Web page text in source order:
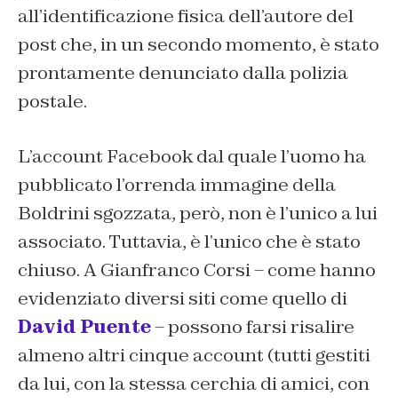
all’identificazione fisica dell’autore del
post che, in un secondo momento, è stato
prontamente denunciato dalla polizia
postale.
L’account Facebook dal quale l’uomo ha
pubblicato l’orrenda immagine della
Boldrini sgozzata, però, non è l’unico a lui
associato. Tuttavia, è l’unico che è stato
chiuso. A Gianfranco Corsi – come hanno
evidenziato diversi siti come quello di
David Puente– possono farsi risalire
almeno altri cinque account (tutti gestiti
da lui, con la stessa cerchia di amici, con